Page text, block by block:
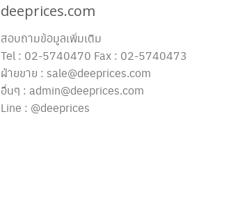
deeprices.com
สอบถามข้อมูลเพิ่มเติม
Tel : 02-5740470 Fax : 02-5740473
ฝ่ายขาย : sale@deeprices.com
อื่นๆ : admin@deeprices.com
Line : @deeprices